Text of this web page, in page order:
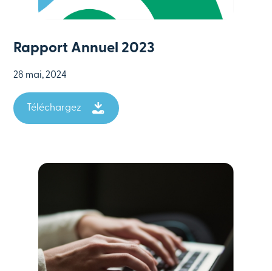
Rapport Annuel 2023
28 mai, 2024
Téléchargez